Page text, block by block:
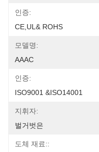
인증:
CE,UL& ROHS
모델명:
AAAC
인증:
ISO9001 &ISO14001
지휘자:
벌거벗은
도체 재료::